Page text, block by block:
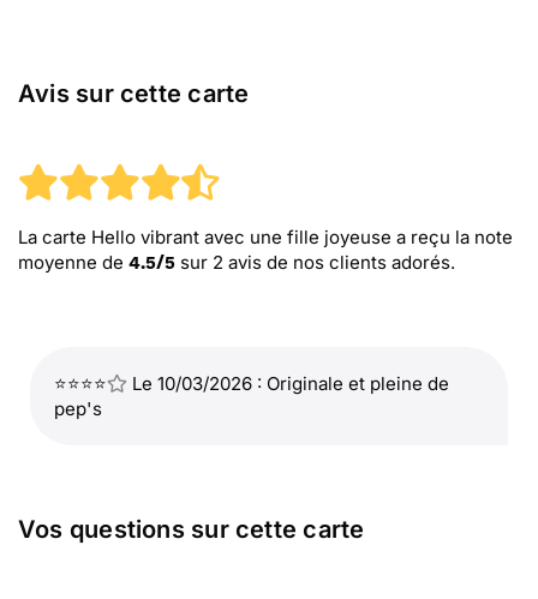
Avis sur cette carte
La carte Hello vibrant avec une fille joyeuse a reçu la note
moyenne de 4.5/5 sur 2 avis de nos clients adorés.
⭐⭐⭐⭐
Le 10/03/2026 : Originale et pleine de
pep's
Vos questions sur cette carte